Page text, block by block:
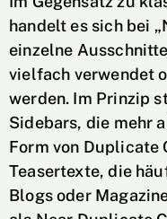
handelt es sich bei
einzelne
vielfach verwendet
werden. Im Prinzip
Sidebars, die mehr
Form von Duplicate
Teasertexte, die
Blogs oder